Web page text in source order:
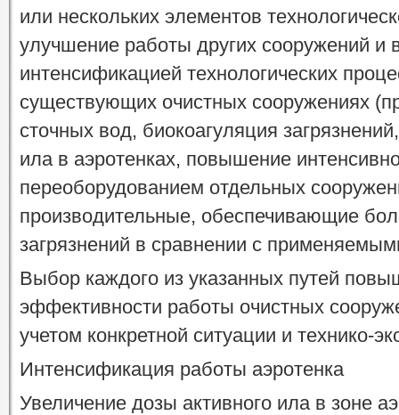
или нескольких элементов
улучшение работы других сооружений и
интенсификацией технологических
существующих очистных сооружениях
сточных вод, биокоагуляция
ила в аэротенках, повышение
переоборудованием отдельных
производительные, обеспечивающие
загрязнений в сравнении с
Выбор каждого из указанных путей
эффективности работы очистных
учетом конкретной ситуации и технико-
Интенсификация работы аэротенка
Увеличение дозы активного ила в зоне